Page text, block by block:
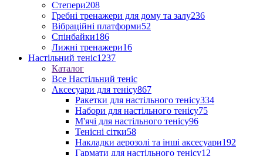
Степери208
Гребні тренажери для дому та залу236
Вібраційні платформи52
Спінбайки186
Лижні тренажери16
Настільний теніс1237
Каталог
Все Настільний теніс
Аксесуари для тенісу867
Ракетки для настільного тенісу334
Набори для настільного тенісу75
М'ячі для настільного тенісу96
Тенісні сітки58
Накладки аерозолі та інші аксесуари192
Гармати для настільного тенісу12